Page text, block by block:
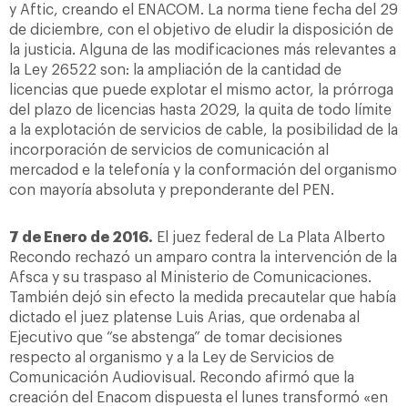
y Aftic, creando el ENACOM. La norma tiene fecha del 29
de diciembre, con el objetivo de eludir la disposición de
la justicia. Alguna de las modificaciones más relevantes a
la Ley 26522 son: la ampliación de la cantidad de
licencias que puede explotar el mismo actor, la prórroga
del plazo de licencias hasta 2029, la quita de todo límite
a la explotación de servicios de cable, la posibilidad de la
incorporación de servicios de comunicación al
mercadod e la telefonía y la conformación del organismo
con mayoría absoluta y preponderante del PEN.
7 de Enero de 2016. El juez federal de La Plata Alberto
Recondo rechazó un amparo contra la intervención de la
Afsca y su traspaso al Ministerio de Comunicaciones.
También dejó sin efecto la medida precautelar que había
dictado el juez platense Luis Arias, que ordenaba al
Ejecutivo que “se abstenga” de tomar decisiones
respecto al organismo y a la Ley de Servicios de
Comunicación Audiovisual. Recondo afirmó que la
creación del Enacom dispuesta el lunes transformó «en